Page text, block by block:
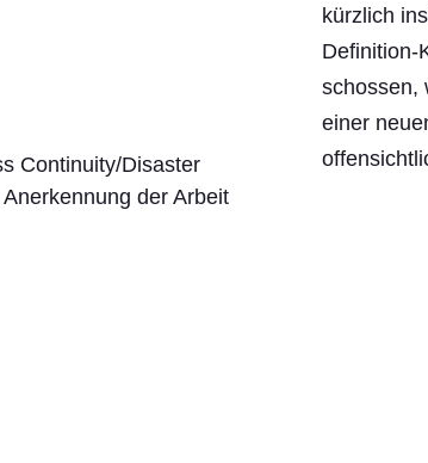
Continuity/Disaster
der Arbeit
kürzlich
Definition-
schossen,
einer